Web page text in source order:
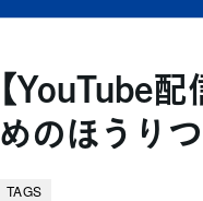
【YouTube
めのほうり
TAGS